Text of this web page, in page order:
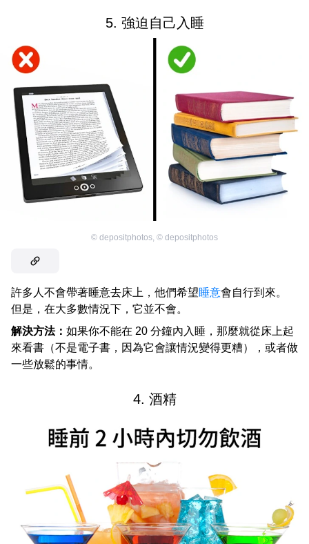
5. 強迫自己入睡
© depositphotos, © depositphotos
許多人不會帶著睡意去床上，他們希望睡意會自行到來。
但是，在大多數情況下，它並不會。
解決方法： 如果你不能在 20 分鐘內入睡，那麼就從床上起
來看書（不是電子書，因為它會讓情況變得更糟），或者做
一些放鬆的事情。
4. 酒精